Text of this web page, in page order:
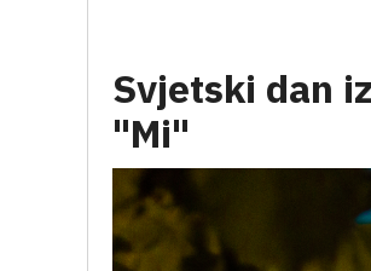
Svjetski dan
"Mi"